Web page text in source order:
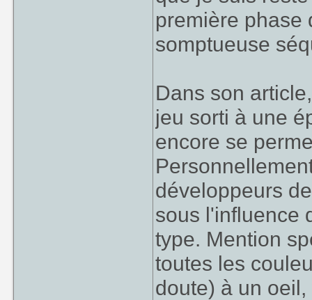
première phase
somptueuse
Dans son
jeu sorti à une
encore se
développeurs
sous l'influence
type. Mention
toutes les
doute) à un